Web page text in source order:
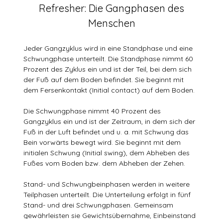
Refresher: Die Gangphasen des
Menschen
Jeder Gangzyklus wird in eine Standphase und eine
Schwungphase unterteilt. Die Standphase nimmt 60
Prozent des Zyklus ein und ist der Teil, bei dem sich
der Fuß auf dem Boden befindet. Sie beginnt mit
dem Fersenkontakt (Initial contact) auf dem Boden.
Die Schwungphase nimmt 40 Prozent des
Gangzyklus ein und ist der Zeitraum, in dem sich der
Fuß in der Luft befindet und u. a. mit Schwung das
Bein vorwärts bewegt wird. Sie beginnt mit dem
initialen Schwung (Initial swing), dem Abheben des
Fußes vom Boden bzw. dem Abheben der Zehen.
Stand- und Schwungbeinphasen werden in weitere
Teilphasen unterteilt. Die Unterteilung erfolgt in fünf
Stand- und drei Schwungphasen. Gemeinsam
gewährleisten sie Gewichtsübernahme, Einbeinstand